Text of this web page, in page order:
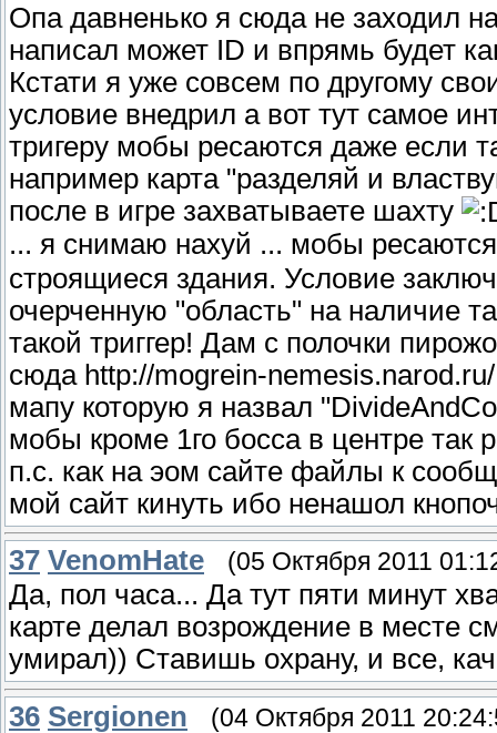
Опа давненько я сюда не заходил
написал может ID и впрямь будет
Кстати я уже совсем по другому
условие внедрил а вот тут самое
тригеру мобы ресаются даже если
например карта "разделяй и
после в игре захватываете шахту
... я снимаю нахуй ... мобы
строящиеся здания. Условие
очерченную "область" на наличие
такой триггер! Дам с полочки
сюда http://mogrein-
мапу которую я назвал
мобы кроме 1го босса в центре так
п.с. как на эом сайте файлы к
мой сайт кинуть ибо ненашол
37 VenomHate (05 Октября 2011
Да, пол часа... Да тут пяти минут
карте делал возрождение в месте
умирал)) Ставишь охрану, и все,
36 Sergionen (04 Октября 2011